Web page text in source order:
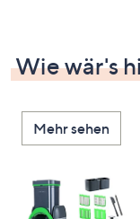
Wie wär's
Mehr sehen